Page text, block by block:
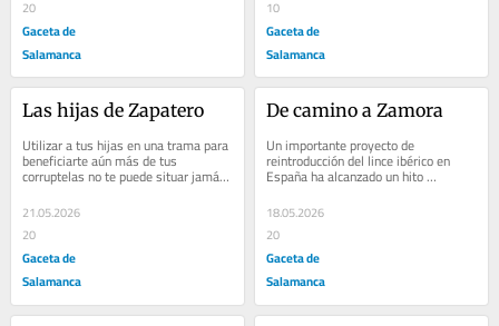
20
Gaceta de
Salamanca
10
Gaceta de
Salamanca
Las hijas de Zapatero
Utilizar a tus hijas en una trama para
beneficiarte aún más de tus
corruptelas no te puede situar jamás
como referente moral de nada
21.05.2026
20
Gaceta de
Salamanca
De camino a Zamora
Un importante proyecto de
reintroducción del lince ibérico en
España ha alcanzado un hito
histórico: cinco cachorros han nacido
en el Cerrato...
18.05.2026
20
Gaceta de
Salamanca